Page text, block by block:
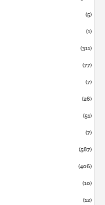
(5)
(1)
(311)
(77)
(7)
(26)
(51)
(7)
(587)
(406)
(10)
(12)